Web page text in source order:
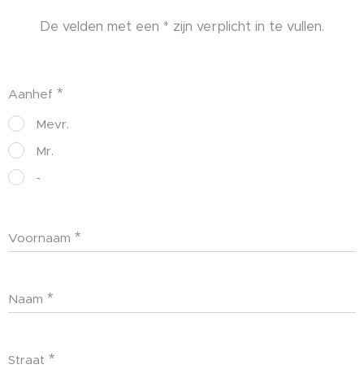
De velden met een * zijn verplicht in te vullen.
Aanhef
Mevr.
Mr.
-
Voornaam
Naam
Straat